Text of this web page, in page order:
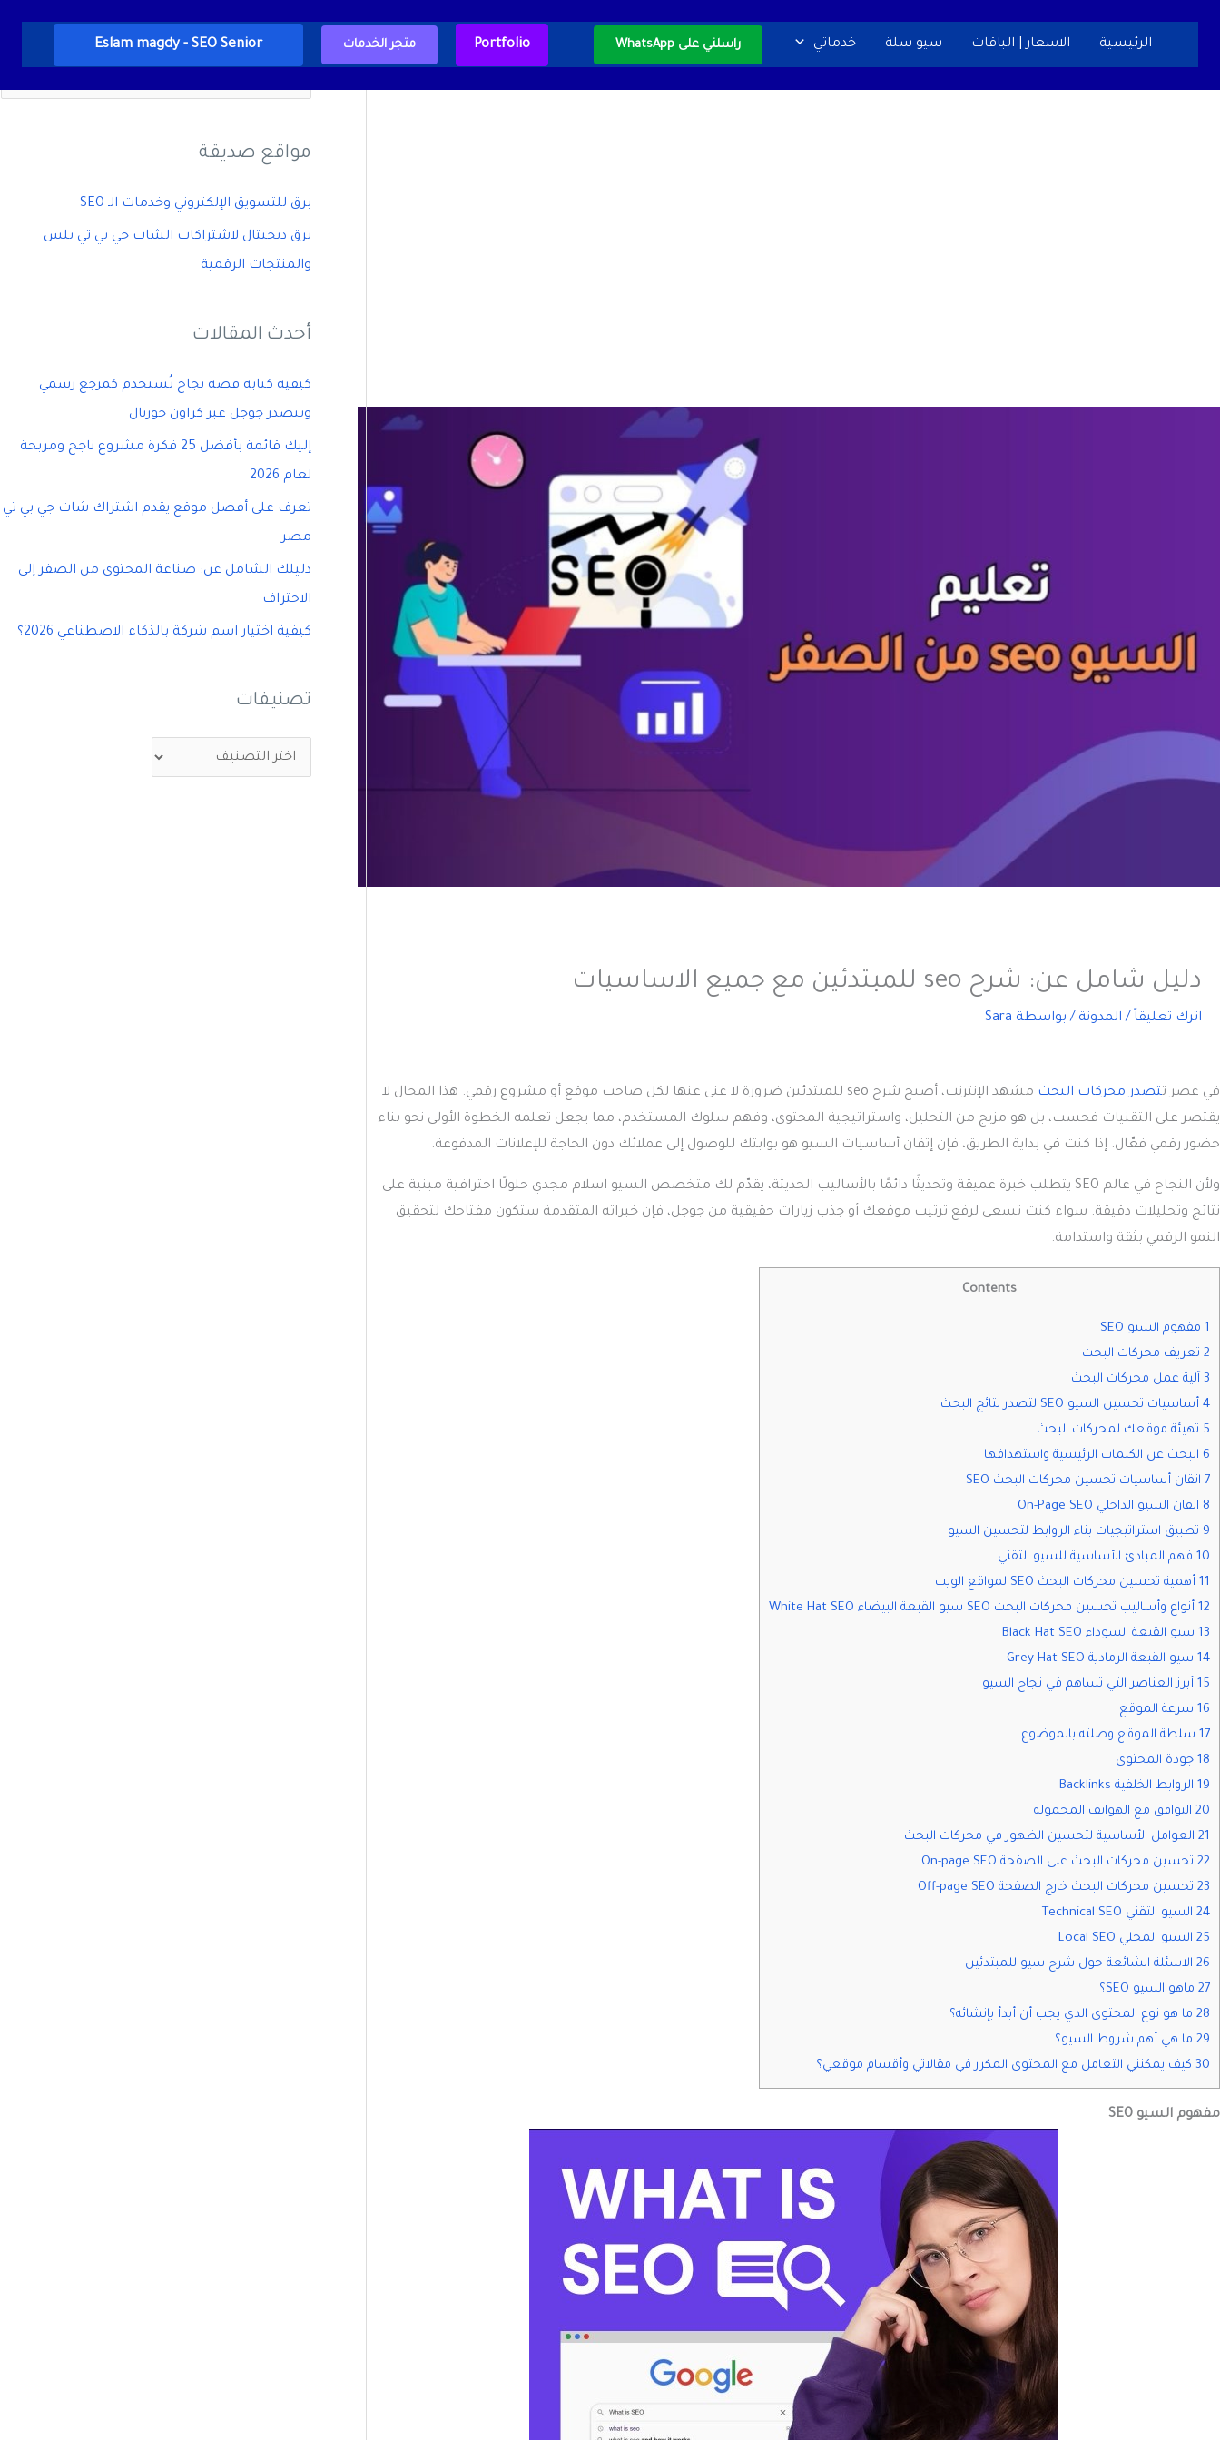
المحتوى
الرئيسية الاسعار | الباقات سيو سلة خدماتي راسلني على WhatsApp Portfolio متجر الخدمات Eslam magdy - SEO Senior
دليل شامل عن: شرح seo للمبتدئين مع جميع الاساسيات
اترك تعليقاً / المدونة / بواسطة Sara
في عصر تتصدر محركات البحث مشهد الإنترنت، أصبح شرح seo للمبتدئين
ضرورة لا غنى عنها لكل صاحب موقع أو مشروع رقمي. هذا المجال لا
يقتصر على التقنيات فحسب، بل هو مزيج من التحليل، واستراتيجية المحتوى، وفهم سلوك المستخدم، مما يجعل تعلمه الخطوة الأولى نحو بناء
حضور رقمي فعّال. إذا كنت في بداية الطريق، فإن إتقان أساسيات السيو هو بوابتك للوصول إلى عملائك دون الحاجة للإعلانات المدفوعة.
ولأن النجاح في عالم SEO يتطلب خبرة عميقة وتحديثًا دائمًا بالأساليب الحديثة، يقدّم لك متخصص السيو اسلام مجدي حلولًا احترافية مبنية على
نتائج وتحليلات دقيقة. سواء كنت تسعى لرفع ترتيب موقعك أو جذب زيارات حقيقية من جوجل، فإن خبراته المتقدمة ستكون مفتاحك لتحقيق
النمو الرقمي بثقة واستدامة.
Contents
1 مفهوم السيو SEO
2 تعريف محركات البحث
3 آلية عمل محركات البحث
4 أساسيات تحسين السيو SEO لتصدر نتائج البحث
5 تهيئة موقعك لمحركات البحث
6 البحث عن الكلمات الرئيسية واستهدافها
7 اتقان أساسيات تحسين محركات البحث SEO
8 اتقان السيو الداخلي On-Page SEO
9 تطبيق استراتيجيات بناء الروابط لتحسين السيو
10 فهم المبادئ الأساسية للسيو التقني
11 أهمية تحسين محركات البحث SEO لمواقع الويب
12 أنواع وأساليب تحسين محركات البحث SEO سيو القبعة البيضاء White Hat SEO
13 سيو القبعة السوداء Black Hat SEO
14 سيو القبعة الرمادية Grey Hat SEO
15 أبرز العناصر التي تساهم في نجاح السيو
16 سرعة الموقع
17 سلطة الموقع وصلته بالموضوع
18 جودة المحتوى
19 الروابط الخلفية Backlinks
20 التوافق مع الهواتف المحمولة
21 العوامل الأساسية لتحسين الظهور في محركات البحث
22 تحسين محركات البحث على الصفحة On-page SEO
23 تحسين محركات البحث خارج الصفحة Off-page SEO
24 السيو التقني Technical SEO
25 السيو المحلي Local SEO
26 الاسئلة الشائعة حول شرح سيو للمبتدئين
27 ماهو السيو SEO؟
28 ما هو نوع المحتوى الذي يجب أن أبدأ بإنشائه؟
29 ما هي أهم شروط السيو؟
30 كيف يمكنني التعامل مع المحتوى المكرر في مقالاتي وأقسام موقعي؟
مفهوم السيو SEO
ا
ل
ح
ن
:
مواقع صديقة
برق للتسويق الإلكتروني وخدمات الـ SEO
برق ديجيتال لاشتراكات الشات جي بي تي بلس
والمنتجات الرقمية
أحدث المقالات
كيفية كتابة قصة نجاح تُستخدم كمرجع رسمي
وتتصدر جوجل عبر كراون جورنال
إليك قائمة بأفضل 25 فكرة مشروع ناجح ومربحة
لعام 2026
تعرف على أفضل موقع يقدم اشتراك شات جي بي تي
مصر
دليلك الشامل عن: صناعة المحتوى من الصفر إلى
الاحتراف
كيفية اختيار اسم شركة بالذكاء الاصطناعي 2026؟
تصنيفات
ص